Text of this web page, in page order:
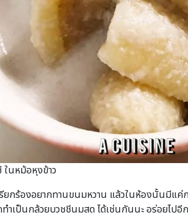
นหม้อหุงข้าว
กร้องอยากทานขนมหวาน แล้วในห้องนั้นมีแค่ก
ำเป็นกล้วยบวชชีนมสด ได้เช่นกันนะ อร่อยไป